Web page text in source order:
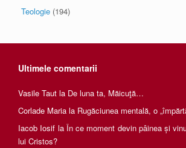
Teologie (194)
Ultimele comentarii
Vasile Taut la De luna ta, Măicuţă…
Corlade Maria la Rugăciunea mentală, o
Iacob Iosif la În ce moment devin pâinea și
lui Cristos?